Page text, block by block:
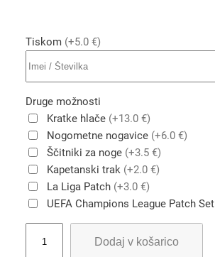
Tiskom (+5.0 €)
Druge možnosti
Kratke hlače (+13.0 €)
Nogometne nogavice (+6.0 €)
Ščitniki za noge (+3.5 €)
Kapetanski trak (+2.0 €)
La Liga Patch (+3.0 €)
UEFA Champions League Patch Set
Dodaj v košarico